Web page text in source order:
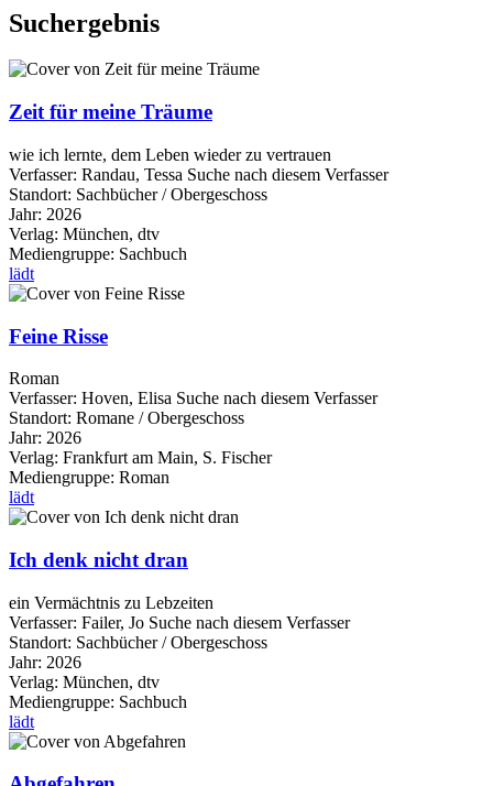
Suchergebnis
Zeit für meine Träume
wie ich lernte, dem Leben wieder zu vertrauen
Verfasser: Randau, Tessa Suche nach diesem Verfasser
Standort: Sachbücher / Obergeschoss
Jahr: 2026
Verlag: München, dtv
Mediengruppe: Sachbuch
lädt
Feine Risse
Roman
Verfasser: Hoven, Elisa Suche nach diesem Verfasser
Standort: Romane / Obergeschoss
Jahr: 2026
Verlag: Frankfurt am Main, S. Fischer
Mediengruppe: Roman
lädt
Ich denk nicht dran
ein Vermächtnis zu Lebzeiten
Verfasser: Failer, Jo Suche nach diesem Verfasser
Standort: Sachbücher / Obergeschoss
Jahr: 2026
Verlag: München, dtv
Mediengruppe: Sachbuch
lädt